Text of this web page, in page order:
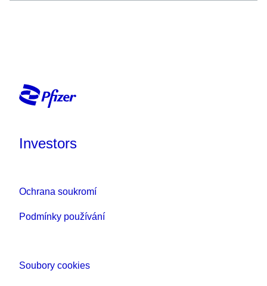
Investors
Ochrana soukromí
Podmínky používání
Soubory cookies